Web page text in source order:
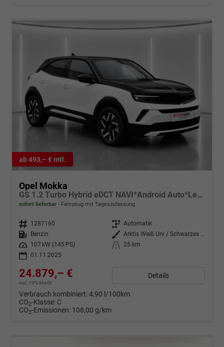
ab 493,– € mtl.
Opel Mokka
GS 1.2 Turbo Hybrid eDCT NAVI*Android Auto*Leder*Keyless*Matrix*SHZ*Kamera*Klimaauto*LED*
sofort lieferbar Fahrzeug mit Tageszulassung
Fahrzeugnr. 1287160 Getriebe Automatik
Kraftstoff
Benzin Außenfarbe
Arktis Weiß Uni / Schwarzes Dach
Leistung
107 kW (145 PS) Kilometerstand
25 km
01.11.2025
24.879,– €
incl. 19% MwSt.
Details
Verbrauch kombiniert:4,90 l/100km
CO2-Klasse: C
CO2-Emissionen: 108,00 g/km